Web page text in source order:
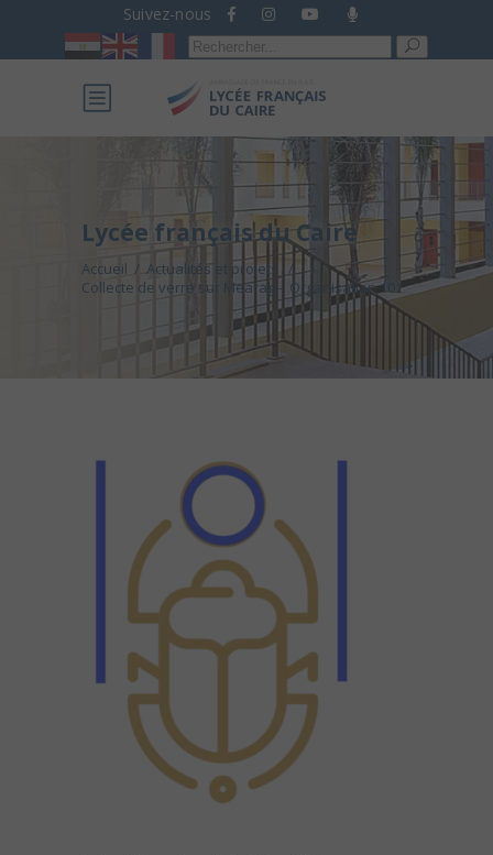
Suivez-nous
Recherche
pour :
Lycée français du Caire
Accueil / Actualités et projets
/
Collecte de verre sur Mearag – Organisation 101